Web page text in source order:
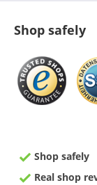
Shop safely
Shop safely
Real shop